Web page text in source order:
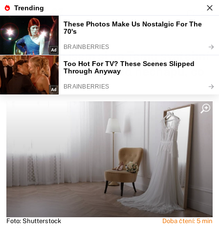
Fajntip.cz Magazín
Objednala jsem si na Temu svatební
šaty za 530 Kč. Doteď nechápu, co
mi přišlo
Foto: Shutterstock Doba čtení: 5 min